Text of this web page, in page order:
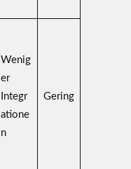
Wenig
er
Integr
atione
n
Gering